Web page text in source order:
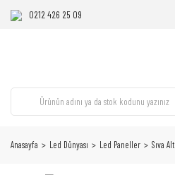
0212 426 25 09
Anasayfa Led Dünyası Led Paneller Sıva